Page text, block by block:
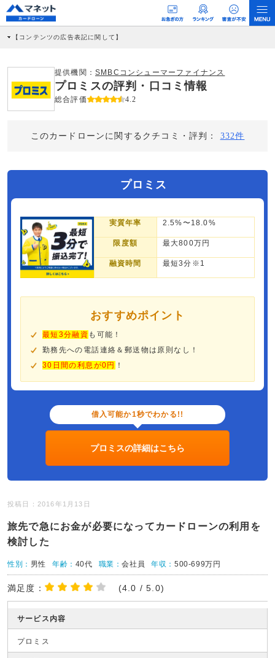
【コンテンツの広告表記に関して】
社に対して企業から紹介報酬が支払われるという収益モデルです。 ただし、特定の
商品を根拠なくPRするものではなく、当編集部の調査／ユーザーへの口コミ収集な
どに基づき、公平性を担保した情報提供を行っています。
>提携企業一覧
提供機関： SMBCコンシューマーファイナンス
プロミスの評判・口コミ情報
総合評価 4.2
このカードローンに関するクチコミ・評判： 332件
プロミス
実質年率 2.5%〜18.0%
限度額 最大800万円
融資時間 最短3分※1
おすすめポイント
最短3分融資 も可能！
勤務先への電話連絡＆郵送物は原則なし！
30日間の利息が0円
！
借入可能か1秒でわかる!!
プロミスの詳細はこちら
投稿日：2016年1月13日
旅先で急にお金が必要になってカードローンの利用を
検討した
性別： 男性 年齢： 40代 職業：会社員 年収：500-699万円
満足度： (4.0 / 5.0)
サービス内容
プロミス